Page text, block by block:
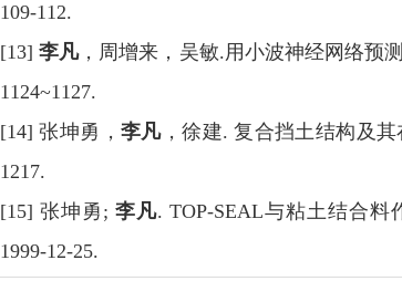
109-112.
[13]李凡，周增来，吴敏.用小波神经网络预
1124~1127.
[14] 张坤勇， 李凡，徐建. 复合挡土结构及其
1217.
[15] 张坤勇;李凡. TOP-SEAL与粘土结合
1999-12-25.